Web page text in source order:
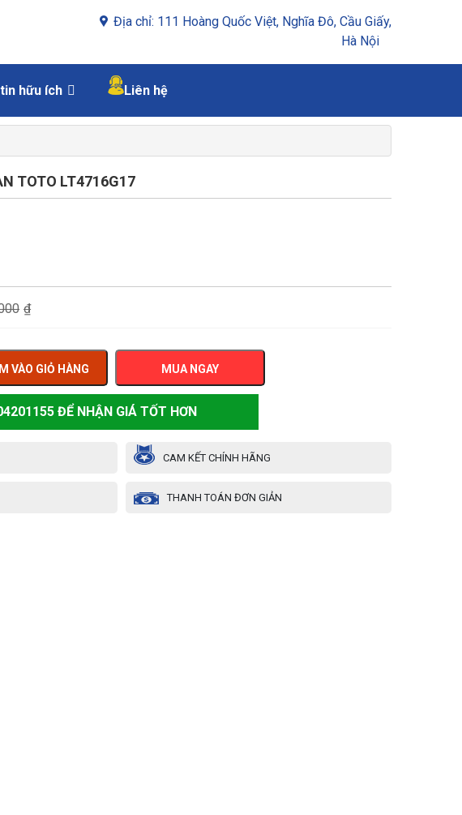
Địa chỉ: 111 Hoàng Quốc Việt, Nghĩa Đô, Cầu Giấy,
Hà Nội
hữu ích Liên hệ
TOTO LT4716G17
₫
VÀO GIỎ HÀNG MUA NGAY
ĐỂ NHẬN GIÁ TỐT HƠN
CAM KẾT CHÍNH HÃNG
THANH TOÁN ĐƠN GIẢN